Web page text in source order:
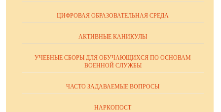
ЦИФРОВАЯ ОБРАЗОВАТЕЛЬНАЯ СРЕДА
АКТИВНЫЕ КАНИКУЛЫ
УЧЕБНЫЕ СБОРЫ ДЛЯ ОБУЧАЮЩИХСЯ ПО ОСНОВАМ
ВОЕННОЙ СЛУЖБЫ
ЧАСТО ЗАДАВАЕМЫЕ ВОПРОСЫ
НАРКОПОСТ